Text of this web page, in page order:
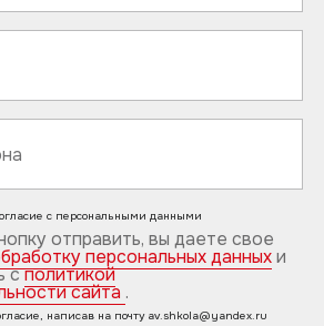
с персональными данными
отправить, вы даете свое
персональных данныхи
сполитикой
сайта .
написав на почту av.shkola@yandex.ru